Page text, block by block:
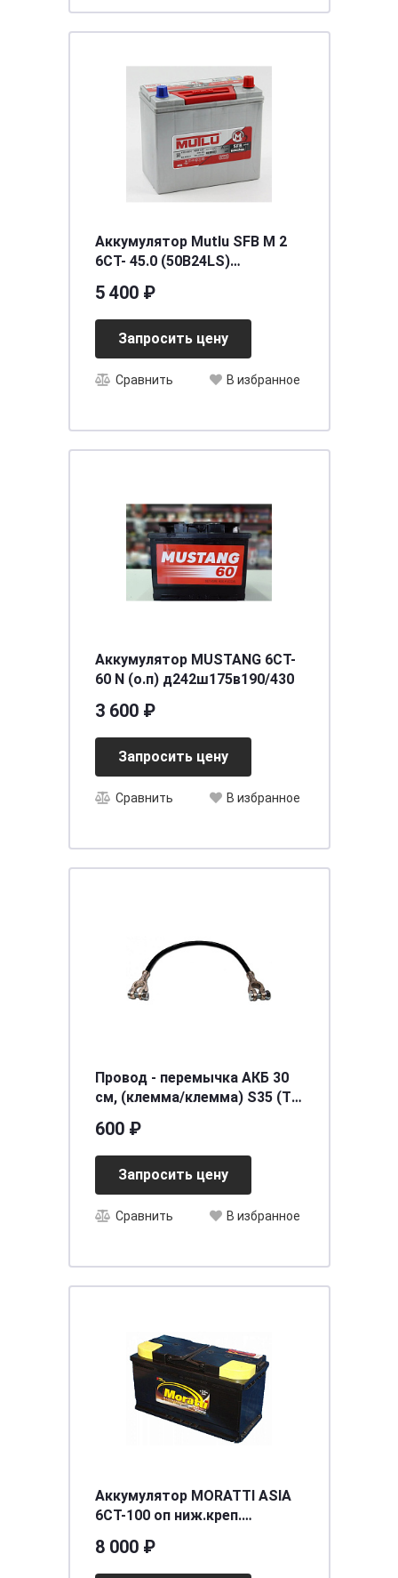
Аккумулятор Mutlu SFB M 2
6CT- 45.0 (50B24LS)
5 400 ₽
Запросить цену
Сравнить В избранное
Аккумулятор MUSTANG 6CT-
60 N (о.п) д242ш175в190/430
3 600 ₽
Запросить цену
Сравнить В избранное
Провод - перемычка АКБ 30
см, (клемма/клемма) S35 (ТК
600 ₽
Запросить цену
Сравнить В избранное
Аккумулятор MORATTI ASIA
6СТ-100 оп ниж.креп.
[D31]
8 000 ₽